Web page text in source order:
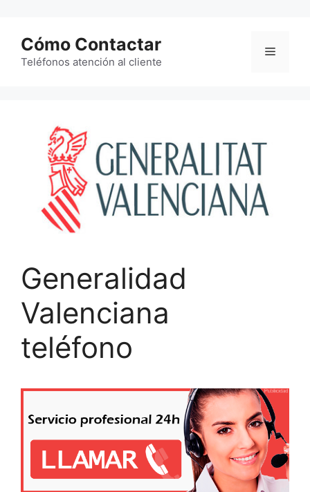
contenido
Cómo Contactar
Teléfonos atención al cliente
Menú
Generalidad
Valenciana
teléfono